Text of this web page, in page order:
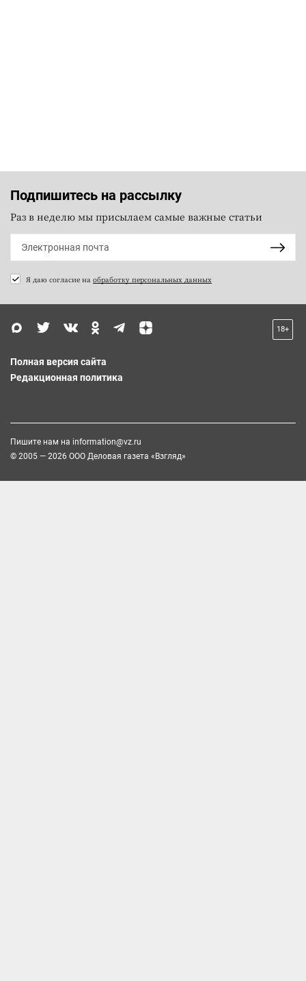
Подпишитесь на рассылку
Раз в неделю мы присылаем самые важные статьи
Я даю согласие на обработку персональных данных
18+
Полная версия сайта
Редакционная политика
Пишите нам на information@vz.ru
© 2005 — 2026 ООО Деловая газета «Взгляд»